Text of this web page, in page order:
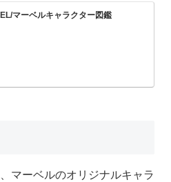
マーベルキャラクター図鑑
マーベルのオリジナルキャラ